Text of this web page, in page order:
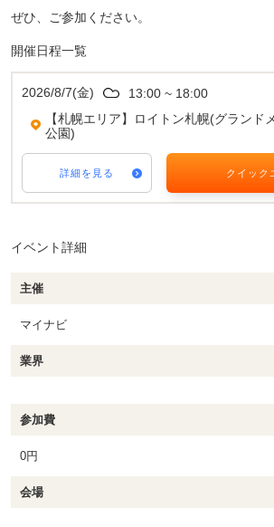
ぜひ、ご参加ください。
開催日程一覧
2026/8/7(金)
13:00 ~ 18:00
【札幌エリア】ロイトン札幌(グランド
公園)
詳細を見る クイック
イベント詳細
主催
マイナビ
業界
参加費
0円
会場